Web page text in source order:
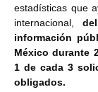
estadísticas que
internacional,
información
México durante
1 de cada 3
obligados.